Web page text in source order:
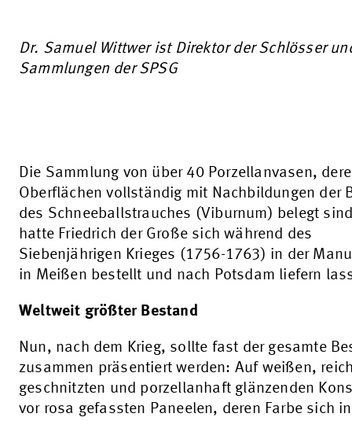
Dr. Samuel Wittwer ist Direktor der Schlösser
Sammlungen der SPSG
Die Sammlung von über 40 Porzellanvasen,
Oberflächen vollständig mit Nachbildungen der
des Schneeballstrauches (Viburnum) belegt
hatte Friedrich der Große sich während des
Siebenjährigen Krieges (1756-1763) in der
in Meißen bestellt und nach Potsdam liefern
Weltweit größter Bestand
Nun, nach dem Krieg, sollte fast der gesamte
zusammen präsentiert werden: Auf weißen,
geschnitzten und porzellanhaft glänzenden
vor rosa gefassten Paneelen, deren Farbe sich